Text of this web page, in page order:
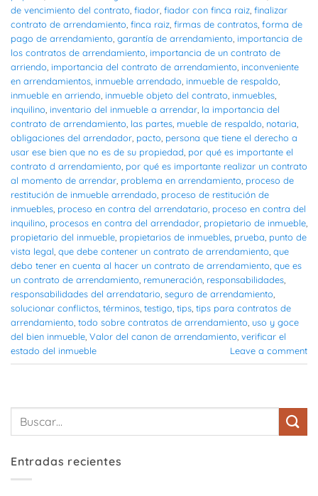
de vencimiento del contrato, fiador, fiador con finca raiz, finalizar
contrato de arrendamiento, finca raiz, firmas de contratos, forma de
pago de arrendamiento, garantía de arrendamiento, importancia de
los contratos de arrendamiento, importancia de un contrato de
arriendo, importancia del contrato de arrendamiento, inconveniente
en arrendamientos, inmueble arrendado, inmueble de respaldo,
inmueble en arriendo, inmueble objeto del contrato, inmuebles,
inquilino, inventario del inmueble a arrendar, la importancia del
contrato de arrendamiento, las partes, mueble de respaldo, notaria,
obligaciones del arrendador, pacto, persona que tiene el derecho a
usar ese bien que no es de su propiedad, por qué es importante el
contrato d arrendamiento, por qué es importante realizar un contrato
al momento de arrendar, problema en arrendamiento, proceso de
restitución de inmueble arrendado, proceso de restitución de
inmuebles, proceso en contra del arrendatario, proceso en contra del
inquilino, procesos en contra del arrendador, propietario de inmueble,
propietario del inmueble, propietarios de inmuebles, prueba, punto de
vista legal, que debe contener un contrato de arrendamiento, que
debo tener en cuenta al hacer un contrato de arrendamiento, que es
un contrato de arrendamiento, remuneración, responsabilidades,
responsabilidades del arrendatario, seguro de arrendamiento,
solucionar conflictos, términos, testigo, tips, tips para contratos de
arrendamiento, todo sobre contratos de arrendamiento, uso y goce
del bien inmueble, Valor del canon de arrendamiento, verificar el
estado del inmueble
Leave a comment
Entradas recientes